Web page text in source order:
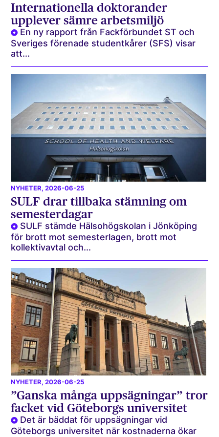
Internationella doktorander
upplever sämre arbetsmiljö
En ny rapport från Fackförbundet ST och
Sveriges förenade studentkårer (SFS) visar
att...
NYHETER, 2026-06-25
SULF drar tillbaka stämning om
semesterdagar
SULF stämde Hälsohögskolan i Jönköping
för brott mot semesterlagen, brott mot
kollektivavtal och...
NYHETER, 2026-06-25
”Ganska många uppsägningar” tror
facket vid Göteborgs universitet
Det är bäddat för uppsägningar vid
Göteborgs universitet när kostnaderna ökar